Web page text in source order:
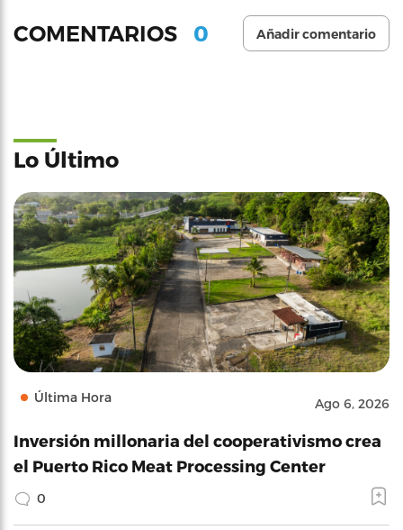
COMENTARIOS 0 Añadir comentario
Lo Último
Última Hora Ago 6, 2026
Inversión millonaria del cooperativismo crea
el Puerto Rico Meat Processing Center
0